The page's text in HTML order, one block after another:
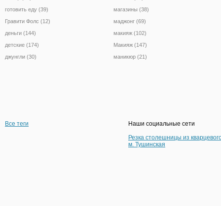
готовить еду (39)
Гравити Фолс (12)
деньги (144)
детские (174)
джунгли (30)
магазины (38)
маджонг (69)
макияж (102)
Макияж (147)
маникюр (21)
Все теги
Наши социальные сети
Резка столешницы из
м. Тушинская